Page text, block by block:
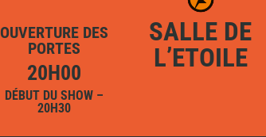
OUVERTURE DES
PORTES
20H00
DÉBUT DU SHOW –
20H30
SALLE DE
L’ETOILE